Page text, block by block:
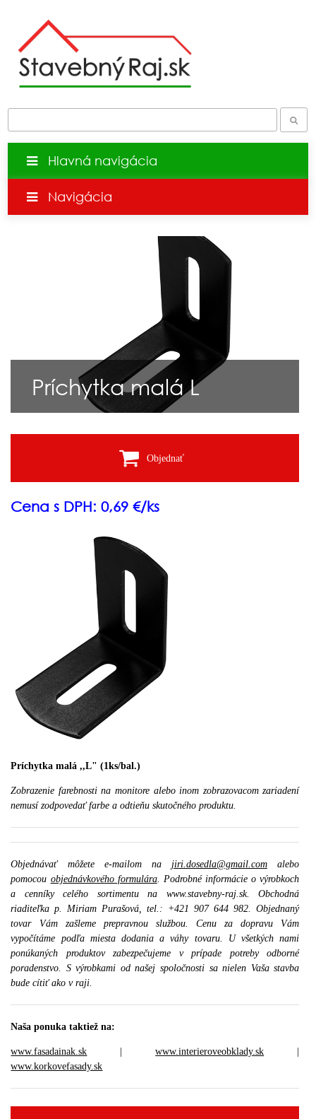
Hlavná navigácia
Navigácia
Príchytka malá L
Objednať
Cena s DPH: 0,69 €/ks
Príchytka malá ,,L" (1ks/bal.)
Zobrazenie farebnosti na monitore alebo inom zobrazovacom zariadení
nemusí zodpovedať farbe a odtieňu skutočného produktu.
Objednávať môžete e-mailom na jiri.dosedla@gmail.comalebo
pomocou objednávkového formulára. Podrobné informácie o výrobkoch
a cenníky celého sortimentu na www.stavebny-raj.sk. Obchodná
riaditeľka p. Miriam Purašová, tel.: +421 907 644 982. Objednaný
tovar Vám zašleme prepravnou službou. Cenu za dopravu Vám
vypočítáme podľa miesta dodania a váhy tovaru. U všetkých nami
ponúkaných produktov zabezpečujeme v prípade potreby odborné
poradenstvo. S výrobkami od našej spoločnosti sa nielen Vaša stavba
bude cítiť ako v raji.
Naša ponuka taktiež na:
www.fasadainak.sk |www.interieroveobklady.sk
www.korkovefasady.sk